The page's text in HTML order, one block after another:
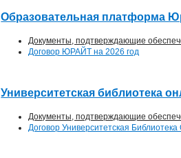
Образовательная платформа
Документы, подтверждающие
Договор ЮРАЙТ на 2026 год
Университетская библиотека
Документы, подтверждающие
Договор Университетская